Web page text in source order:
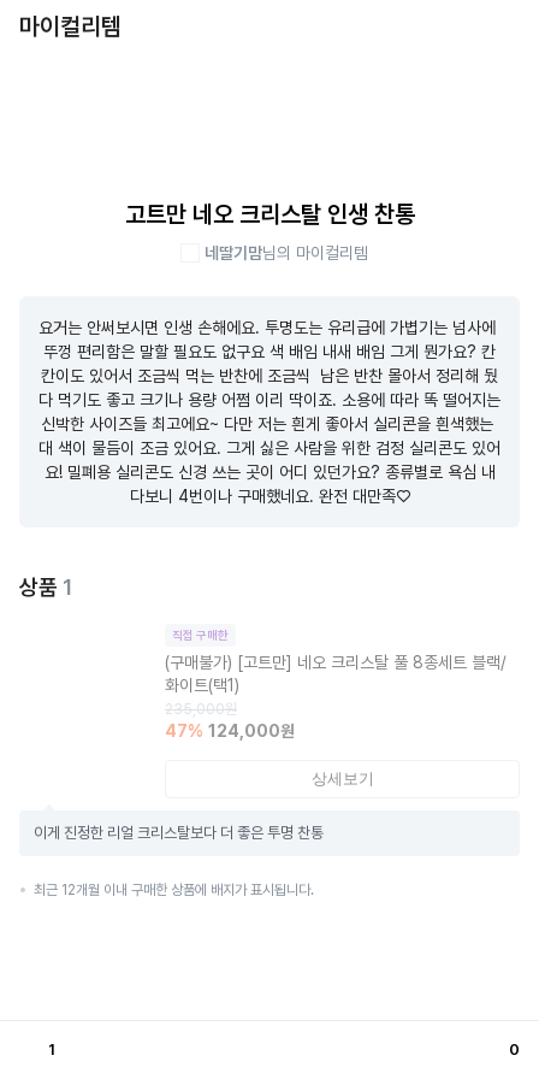
마이컬리템
고트만 네오 크리스탈 인생 찬통
네딸기맘님의 마이컬리템
요거는 안써보시면 인생 손해에요. 투명도는 유리급에 가볍기는 넘사에
뚜껑 편리함은 말할 필요도 없구요 색 배임 내새 배임 그게 뭔가요? 칸
칸이도 있어서 조금씩 먹는 반찬에 조금씩  남은 반찬 몰아서 정리해 뒀
다 먹기도 좋고 크기나 용량 어쩜 이리 딱이죠. 소용에 따라 똑 떨어지는
신박한 사이즈들 최고에요~ 다만 저는 흰게 좋아서 실리콘을 흰색했는
대 색이 물듬이 조금 있어요. 그게 싫은 사람을 위한 검정 실리콘도 있어
요! 밀폐용 실리콘도 신경 쓰는 곳이 어디 있던가요? 종류별로 욕심 내
다보니 4번이나 구매했네요. 완전 대만족♡
상품 1
직접 구매한
(구매불가) [고트만] 네오 크리스탈 풀 8종세트 블랙/
화이트(택1)
235,000원
47% 124,000원
상세보기
이게 진정한 리얼 크리스탈보다 더 좋은 투명 찬통
최근 12개월 이내 구매한 상품에 배지가 표시됩니다.
1 0